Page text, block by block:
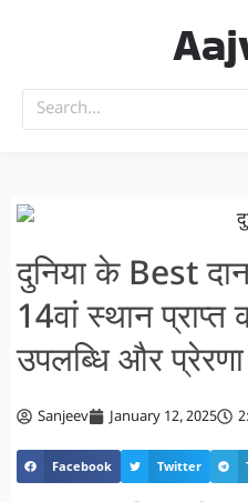
दुनिया के Best
14वां स्थान
उपलब्धि और प्रेरणा
Sanjeev January 12, 2025
Facebook Twitter